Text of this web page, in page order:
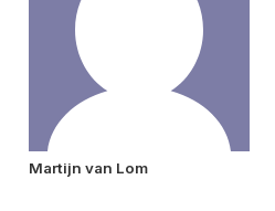
Martijn van Lom